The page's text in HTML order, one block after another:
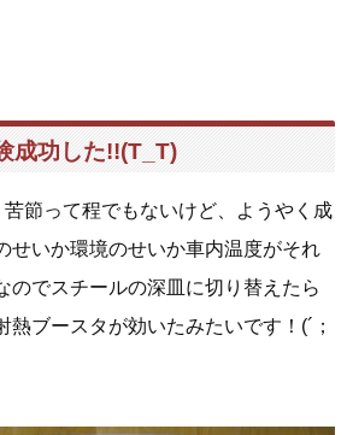
成功した!!(T_T)
苦節って程でもないけど、ようやく成
せいか環境のせいか車内温度がそれ
のでスチールの深皿に切り替えたら
熱ブースタが効いたみたいです！(´；